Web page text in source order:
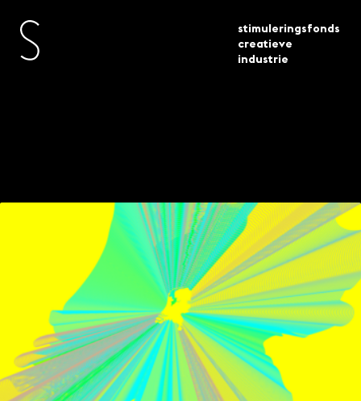
stimuleringsfonds
creatieve
industrie
nieuws opdracht gebiedsgerichte impact
Opdracht
Gebiedsgerichte
impact